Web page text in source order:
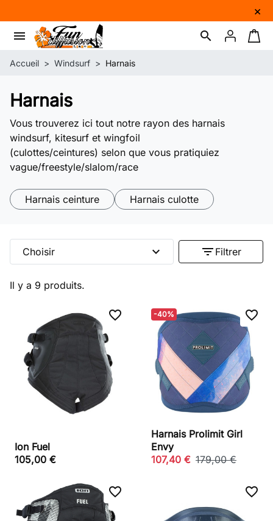
×
search
menu Connexion
Accueil Windsurf Harnais
Harnais
Vous trouverez ici tout notre rayon des harnais
windsurf, kitesurf et wingfoil
(culottes/ceintures) selon que vous pratiquiez
vague/freestyle/slalom/race
Harnais ceinture Harnais culotte
Il y a 9 produits.
Choisir expand_more filter_list Filtrer
favorite_border
Ion Fuel
105,00 €
-40% favorite_border
Harnais Prolimit Girl
Envy
107,40 € 179,00 €
favorite_border favorite_border